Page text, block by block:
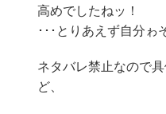
高めでしたねッ！
･･･とりあえず自分ゎ
ネタバレ禁止なので
ど、